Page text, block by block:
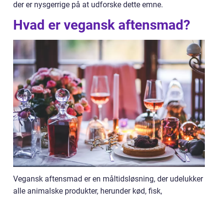
der er nysgerrige på at udforske dette emne.
Hvad er vegansk aftensmad?
Vegansk aftensmad er en måltidsløsning, der udelukker
alle animalske produkter, herunder kød, fisk,